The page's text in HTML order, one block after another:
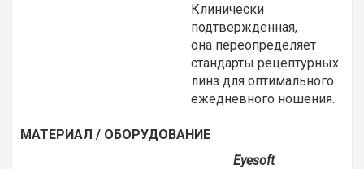
Клинически
подтвержденная,
она переопределяет
стандарты рецептурных
линз для оптимального
ежедневного ношения.
МАТЕРИАЛ / ОБОРУДОВАНИЕ
Eyesoft